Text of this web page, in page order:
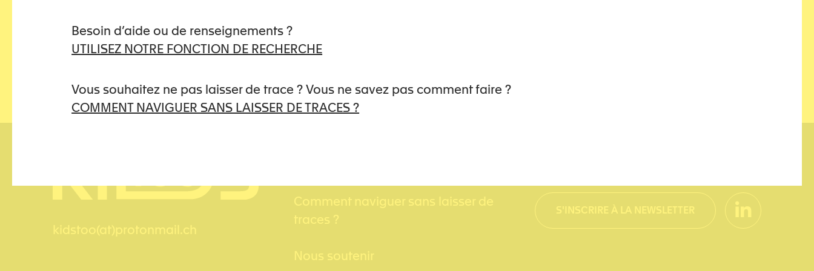
Besoin d’aide ou de renseignements ?
UTILISEZ NOTRE FONCTION DE RECHERCHE
Vous souhaitez ne pas laisser de trace ? Vous ne savez pas comment faire ?
COMMENT NAVIGUER SANS LAISSER DE TRACES ?
Partagez cet article
kidstoo(at)protonmail.ch
Comment naviguer sans laisser de
traces ?
Nous soutenir
S'INSCRIRE À LA NEWSLETTER